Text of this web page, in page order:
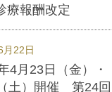
療報酬改定
月22日
4月23日（金）・
土）開催 第24回